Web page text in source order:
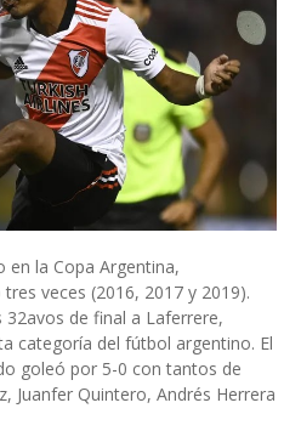
en la Copa Argentina,
veces (2016, 2017 y 2019).
de final a Laferrere,
categoría del fútbol argentino. El
goleó por 5-0 con tantos de
Juanfer Quintero, Andrés Herrera